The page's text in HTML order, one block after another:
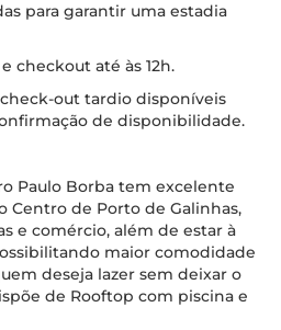
para garantir uma estadia
checkout até às 12h.
out tardio disponíveis
de disponibilidade.
Paulo Borba tem excelente
Centro de Porto de Galinhas,
e comércio, além de estar à
maior comodidade
deseja lazer sem deixar o
de Rooftop com piscina e